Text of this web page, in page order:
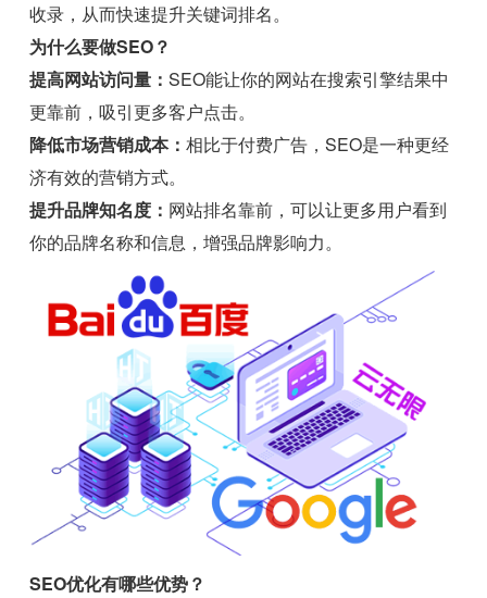
收录，从而快速提升关键词排名。
为什么要做SEO？
提高网站访问量：SEO能让你的网站在搜索引擎结果中
更靠前，吸引更多客户点击。
降低市场营销成本：相比于付费广告，SEO是一种更经
济有效的营销方式。
提升品牌知名度： 网站排名靠前，可以让更多用户看到
你的品牌名称和信息，增强品牌影响力。
SEO优化有哪些优势？